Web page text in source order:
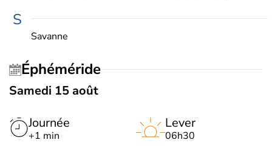
S
Savanne
Éphéméride
Samedi 15 août
Journée
+1 min
Lever
06h30